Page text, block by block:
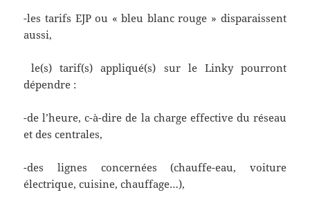
-les tarifs EJP ou « bleu blanc rouge » disparaissent
aussi,
le(s) tarif(s) appliqué(s) sur le Linky pourront
dépendre :
-de l’heure, c-à-dire de la charge effective du réseau
et des centrales,
-des lignes concernées (chauffe-eau, voiture
électrique, cuisine, chauffage…),